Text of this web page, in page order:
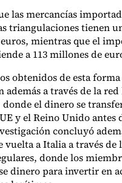
las mercancías
triangulaciones tienen
mientras que el
a 113 millones de
obtenidos de esta
además a través de la
el dinero se
y el Reino Unido antes
concluyó
vuelta a Italia a través de
donde los
dinero para invertir en